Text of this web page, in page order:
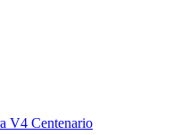
V4 Centenario